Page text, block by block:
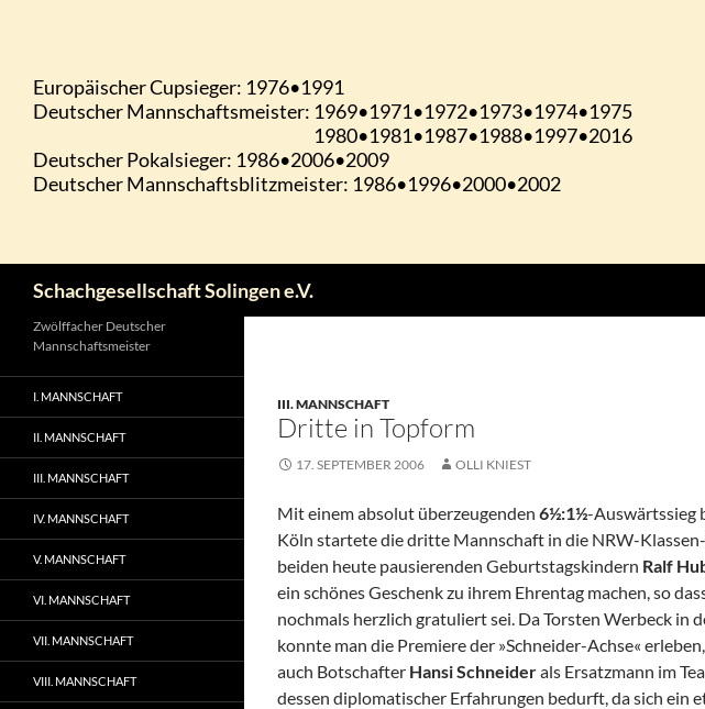
Schachgesellschaft Solingen e.V.
III. MANNSCHAFT
Dritte in Topform
17. SEPTEMBER 2006 OLLI KNIEST
Mit einem absolut überzeugenden 6½:1½-Auswärtssieg
Köln startete die dritte Mannschaft in die NRW-
beiden heute pausierenden Geburtstagskindern Ralf
ein schönes Geschenk zu ihrem Ehrentag machen, so
nochmals herzlich gratuliert sei. Da Torsten Werbeck in
konnte man die Premiere der »Schneider-Achse«
auch Botschafter Hansi Schneiderals Ersatzmann im
dessen diplomatischer Erfahrungen bedurft, da sich ein
Zwölffacher Deutscher
Mannschaftsmeister
I. MANNSCHAFT
II. MANNSCHAFT
III. MANNSCHAFT
IV. MANNSCHAFT
V. MANNSCHAFT
VI. MANNSCHAFT
VII. MANNSCHAFT
VIII. MANNSCHAFT